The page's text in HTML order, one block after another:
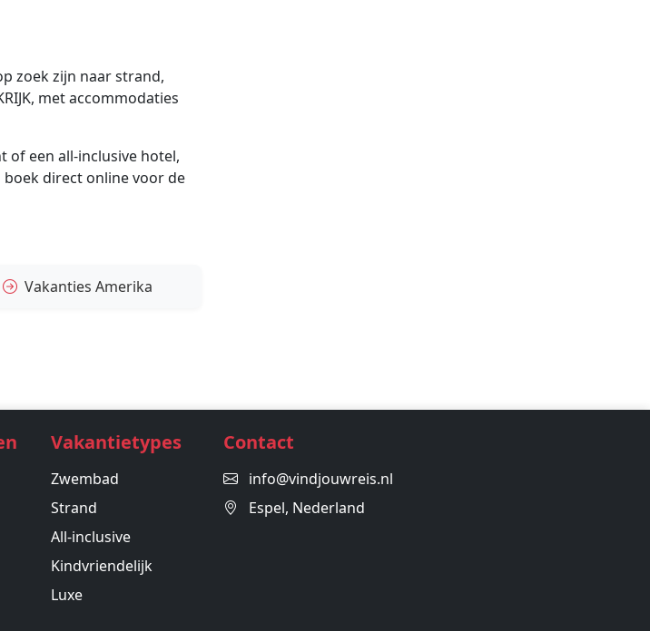
zoek zijn naar strand,
met accommodaties
of een all-inclusive hotel,
direct online voor de
Vakanties Amerika
Vakantietypes
Zwembad
Strand
All-inclusive
Kindvriendelijk
Luxe
Contact
info@vindjouwreis.nl
Espel, Nederland